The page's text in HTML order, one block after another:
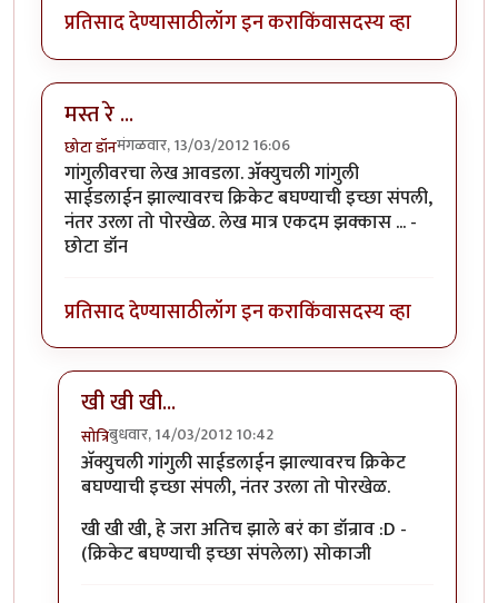
प्रतिसाद देण्यासाठीलॉग इन कराकिंवासदस्य व्हा
मस्त रे ...
छोटा डॉनमंगळवार, 13/03/2012 16:06
गांगुलीवरचा लेख आवडला. अ‍ॅक्युचली गांगुली
साईडलाईन झाल्यावरच क्रिकेट बघण्याची इच्छा संपली,
नंतर उरला तो पोरखेळ. लेख मात्र एकदम झक्कास ... -
छोटा डॉन
प्रतिसाद देण्यासाठीलॉग इन कराकिंवासदस्य व्हा
खी खी खी...
सोत्रिबुधवार, 14/03/2012 10:42
In reply toमस्त रे ...byछोटा डॉन
अ‍ॅक्युचली गांगुली साईडलाईन झाल्यावरच क्रिकेट
बघण्याची इच्छा संपली, नंतर उरला तो पोरखेळ.
खी खी खी, हे जरा अतिच झाले बरं का डॉन्राव :D -
(क्रिकेट बघण्याची इच्छा संपलेला) सोकाजी